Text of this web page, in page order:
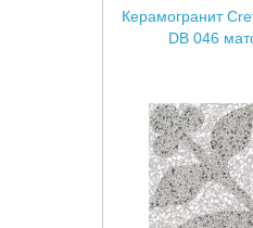
Керамогранит
DB 046